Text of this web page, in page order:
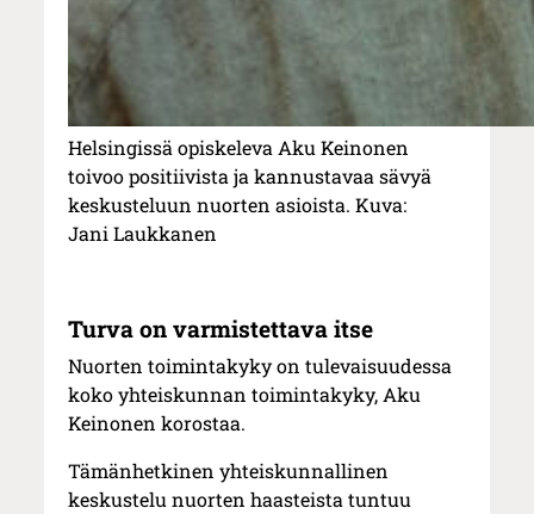
Helsingissä opiskeleva Aku Keinonen
toivoo positiivista ja kannustavaa sävyä
keskusteluun nuorten asioista. Kuva:
Jani Laukkanen
Turva on varmistettava itse
Nuorten toimintakyky on tulevaisuudessa
koko yhteiskunnan toimintakyky, Aku
Keinonen korostaa.
Tämänhetkinen yhteiskunnallinen
keskustelu nuorten haasteista tuntuu